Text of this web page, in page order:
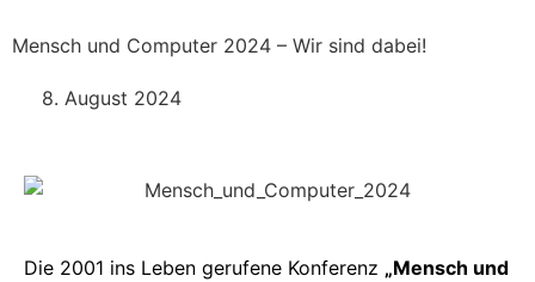
Mensch und Computer 2024 – Wir sind dabei!
8. August 2024
Die 2001 ins Leben gerufene Konferenz „Mensch und